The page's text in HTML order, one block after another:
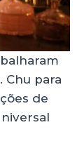
Chu para
de